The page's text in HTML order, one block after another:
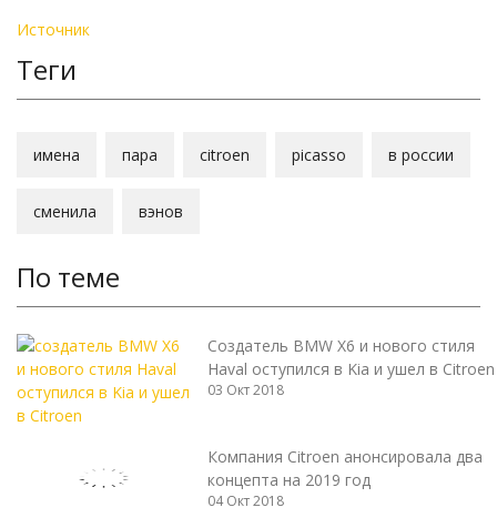
Источник
Теги
имена пара citroen picasso в россии
сменила вэнов
По теме
Создатель BMW X6 и нового стиля
Haval оступился в Kia и ушел в Citroen
03 Окт 2018
Компания Citroen анонсировала два
концепта на 2019 год
04 Окт 2018